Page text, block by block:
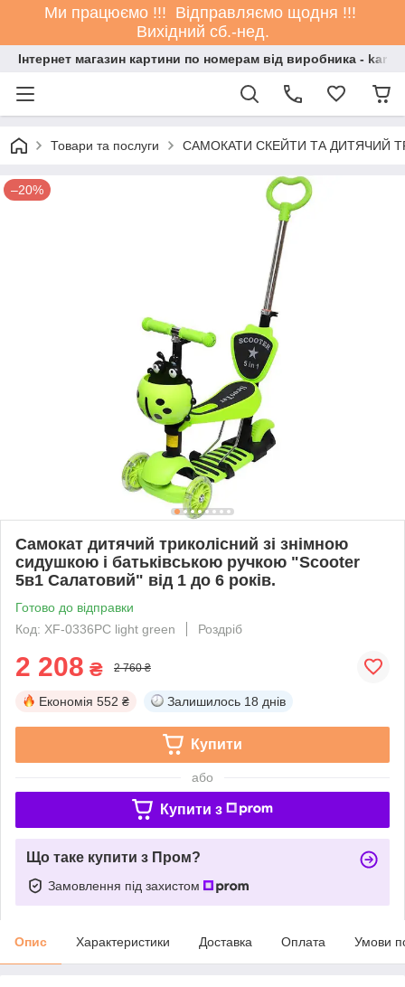
Ми працюємо !!! Відправляємо щодня !!!
Вихідний сб.-нед.
Інтернет магазин картини по номерам від виробника -
Товари та послуги САМОКАТИ СКЕЙТИ ТА ДИТЯЧИЙ
–20%
Самокат дитячий триколісний зі знімною
сидушкою і батьківською ручкою "Scooter
5в1 Салатовий" від 1 до 6 років.
Готово до відправки
Код: XF-0336PC light green
Роздріб
2 208 ₴ 2 760 ₴
Економія 552 ₴ Залишилось 18 днів
Купити
або
Купити з
Що таке купити з Пром?
Замовлення під захистом
Опис Характеристики Доставка Оплата Умови